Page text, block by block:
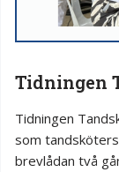
Tidningen
Tidningen
som
brevlådan två